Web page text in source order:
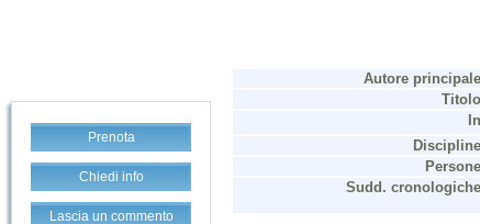
Prenota
Chiedi info
Lascia un commento